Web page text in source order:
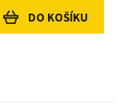
DO KOŠÍKU